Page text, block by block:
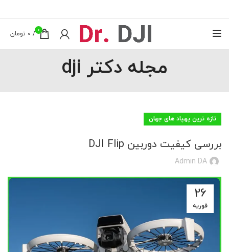
0
/
0 تومان
مجله دکتر dji
تازه ترین پهپاد های جهان
بررسی کیفیت دوربین DJI Flip
Admin DA
26
فوریه